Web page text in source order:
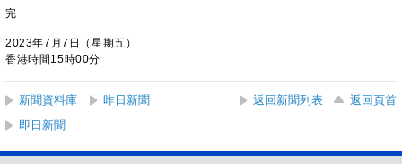
完
2023年7月7日（星期五）
香港時間15時00分
新聞資料庫 昨日新聞 返回新聞列表
返回頁首
即日新聞